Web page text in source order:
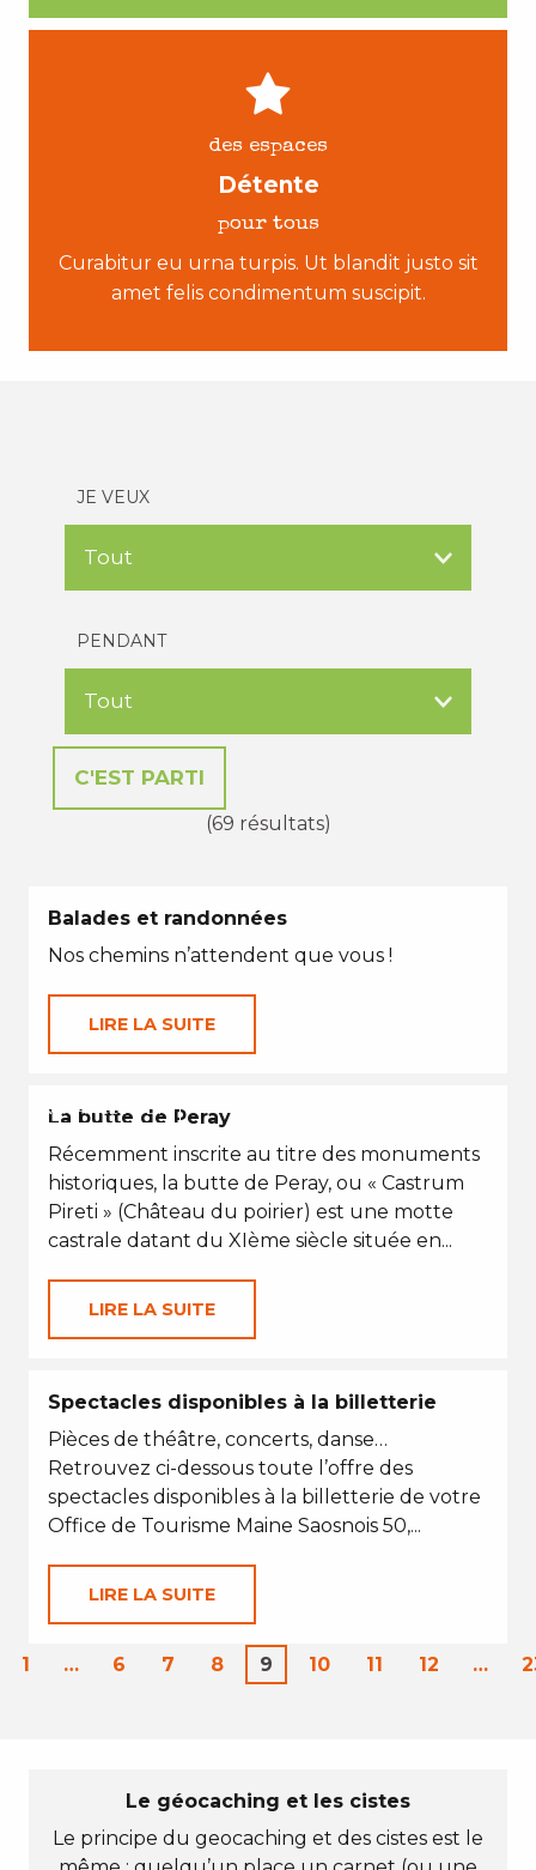
des espaces
Détente
pour tous
Curabitur eu urna turpis. Ut blandit justo sit
amet felis condimentum suscipit.
JE VEUX
PENDANT
(69 résultats)
Balades et randonnées
Nos chemins n’attendent que vous !
LIRE LA SUITE
VACANCES D'ÉTÉ
La butte de Peray
Récemment inscrite au titre des monuments
historiques, la butte de Peray, ou « Castrum
Pireti » (Château du poirier) est une motte
castrale datant du XIème siècle située en...
LIRE LA SUITE
Spectacles disponibles à la billetterie
Pièces de théâtre, concerts, danse…
Retrouvez ci-dessous toute l’offre des
spectacles disponibles à la billetterie de votre
Office de Tourisme Maine Saosnois 50,...
LIRE LA SUITE
1 … 6 7 8 9 10 11 12 …
Le géocaching et les cistes
Le principe du geocaching et des cistes est le